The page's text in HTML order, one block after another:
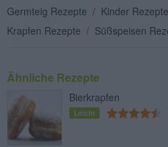
Germteig Rezepte / Kinder Rezepte
Krapfen Rezepte / Süßspeisen
Ähnliche Rezepte
Bierkrapfen
Leicht